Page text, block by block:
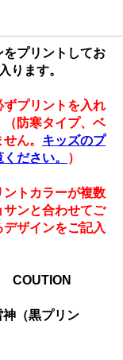
プリントしてお
ります。
プリントを入れ
防寒タイプ、ベ
ん。 キッズのプ
ださい。
）
トカラーが複数
ンと合わせてご
ザインをご記入
COUTION
黒プリン